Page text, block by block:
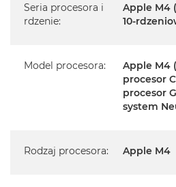
Język polski wybieramy
Zawartość zestawu:
Seria procesora i
rdzenie:
Apple M4
10-
Model procesora:
Apple M4
procesor
procesor
system
Rodzaj procesora: Apple M4